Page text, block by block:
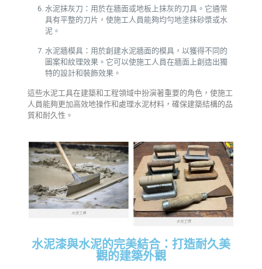
水泥抹灰刀：用於在牆面或地板上抹灰的刀具。它通常
具有平整的刀片，使施工人員能夠均勻地塗抹砂漿或水
泥。
水泥牆模具：用於創建水泥牆面的模具，以獲得不同的
圖案和紋理效果。它可以使施工人員在牆面上創造出獨
特的設計和裝飾效果。
這些水泥工具在建築和工程領域中扮演著重要的角色，使施工
人員能夠更加高效地操作和處理水泥材料，確保建築結構的品
質和耐久性。
水泥漆與水泥的完美結合：打造耐久美
觀的建築外觀